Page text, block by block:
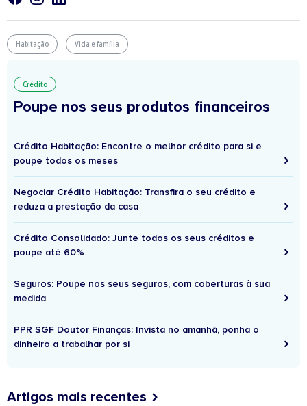
Habitação Vida e família
Crédito
Poupe nos seus produtos financeiros
Crédito Habitação: Encontre o melhor crédito para si e
poupe todos os meses
Negociar Crédito Habitação: Transfira o seu crédito e
reduza a prestação da casa
Crédito Consolidado: Junte todos os seus créditos e
poupe até 60%
Seguros: Poupe nos seus seguros, com coberturas à sua
medida
PPR SGF Doutor Finanças: Invista no amanhã, ponha o
dinheiro a trabalhar por si
Artigos mais recentes